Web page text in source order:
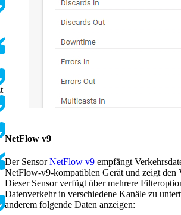
NetFlow v9
Der SensorNetFlow v9 empfängt
NetFlow-v9-kompatiblen Gerät und zeigt den
Dieser Sensor verfügt über mehrere
Datenverkehr in verschiedene Kanäle zu
anderem folgende Daten anzeigen: